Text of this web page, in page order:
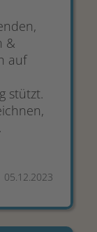
&
auf
stützt.
05.12.2023